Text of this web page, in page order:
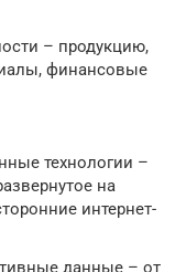
– продукцию,
финансовые
технологии –
на
интернет-
данные – от